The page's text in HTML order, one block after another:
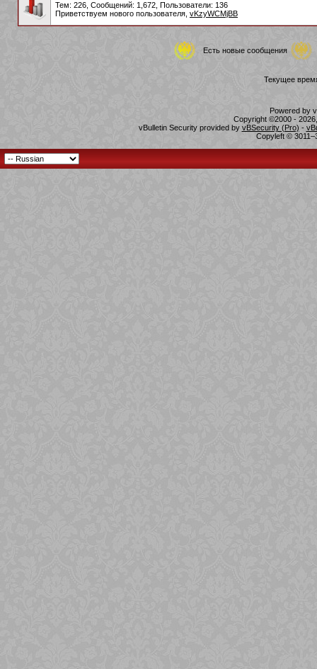
Тем: 226, Сообщений: 1,672, Пользователи: 136
Приветствуем нового пользователя, vKzyWCMjBB
Есть новые сообщения
Текущее
Powered by
Copyright ©2000 -
vBulletin Security provided by vBSecurity (Pro) -
Copyleft ©